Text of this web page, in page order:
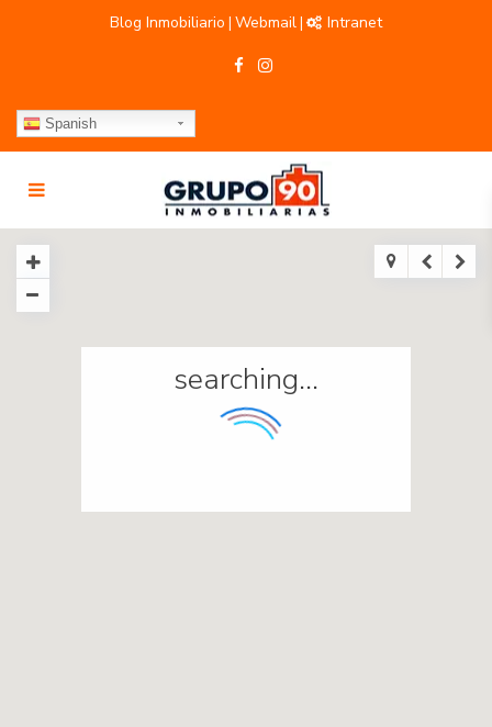
Blog Inmobiliario | Webmail| Intranet
Spanish
searching...